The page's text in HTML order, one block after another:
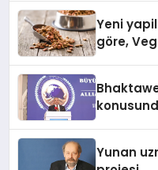
Yeni
göre,
Yunan